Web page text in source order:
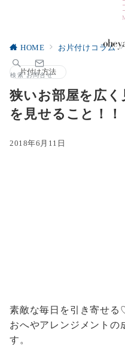
検索 お問合せ
HOME お片付けコラム
片付け方法
狭いお部屋を広
を見せること！！
2018年6月11日
素敵な毎日を引き寄せ
おへやアレンジメントの
す。